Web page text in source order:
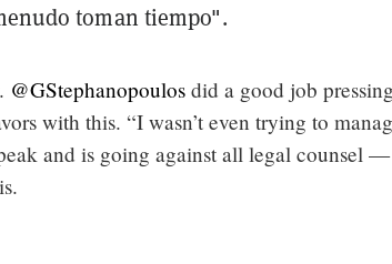
toman tiempo".
@GStephanopoulos did a good job pressing
with this. “I wasn’t even trying to
and is going against all legal counsel